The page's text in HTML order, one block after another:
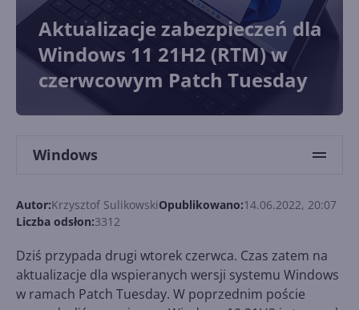
Aktualizacje zabezpieczeń dla
Windows 11 21H2 (RTM) w
czerwcowym Patch Tuesday
Windows
Autor:Krzysztof SulikowskiOpublikowano:14.06.2022, 20:07
Liczba odsłon:3312
Dziś przypada drugi wtorek czerwca. Czas zatem na
aktualizacje dla wspieranych wersji systemu Windows
w ramach Patch Tuesday. W poprzednim poście